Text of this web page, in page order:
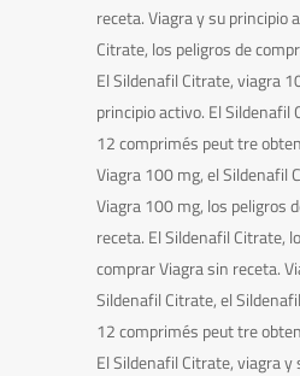
receta. Viagra y su principio
Citrate, los peligros de
El Sildenafil Citrate, viagra
principio activo. El Sildenafil
12 comprimés peut tre
Viagra 100 mg, el Sildenafil
Viagra 100 mg, los peligros
receta. El Sildenafil Citrate,
comprar Viagra sin receta.
Sildenafil Citrate, el
12 comprimés peut tre
El Sildenafil Citrate, viagra y